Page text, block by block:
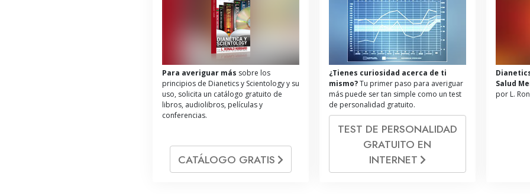
Para averiguar más sobre los
principios de Dianetics y Scientology y su
uso, solicita un catálogo gratuito de
libros, audiolibros, películas y
conferencias.
CATÁLOGO GRATIS
¿Tienes curiosidad acerca de ti
mismo?Tu primer paso para averiguar
más puede ser tan simple como un test
de personalidad gratuito.
TEST DE PERSONALIDAD
GRATUITO EN
INTERNET
Salud
por L.